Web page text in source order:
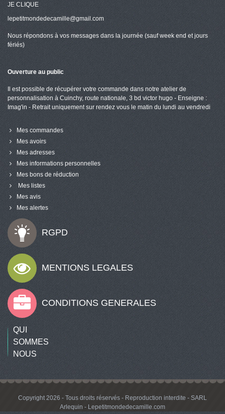
JE CLIQUE
RGPD
MENTIONS LEGALES
CONDITIONS GENERALES
QUI
SOMMES
NOUS
lepetitmondedecamille@gmail.com
Nous répondons à vos messages dans la journée (sauf week end et jours
fériés)
Ouverture au public
Il est possible de récupérer votre commande dans notre atelier de
personnalisation à Cuinchy, route nationale, 3 bd victor hugo - Enseigne :
Imag'in - Retrait uniquement sur rendez vous le matin du lundi au vendredi
Mes commandes
Mes avoirs
Mes adresses
Mes informations personnelles
Mes bons de réduction
Mes listes
Mes avis
Mes alertes
Copyright 2026 - Tous droits réservés - Reproduction interdite - SARL
Arlequin - Lepetitmondedecamille.com